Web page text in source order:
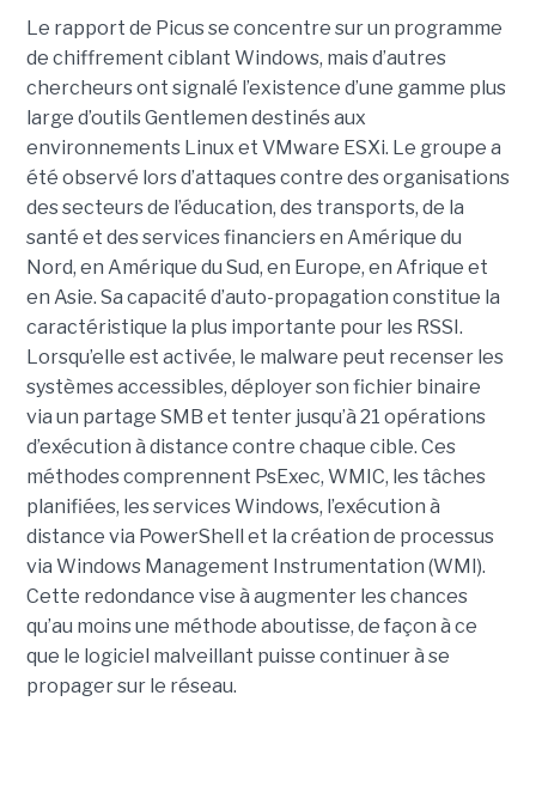
Le rapport de Picus se concentre sur un programme
de chiffrement ciblant Windows, mais d’autres
chercheurs ont signalé l’existence d’une gamme plus
large d’outils Gentlemen destinés aux
environnements Linux et VMware ESXi. Le groupe a
été observé lors d’attaques contre des organisations
des secteurs de l’éducation, des transports, de la
santé et des services financiers en Amérique du
Nord, en Amérique du Sud, en Europe, en Afrique et
en Asie. Sa capacité d’auto-propagation constitue la
caractéristique la plus importante pour les RSSI.
Lorsqu’elle est activée, le malware peut recenser les
systèmes accessibles, déployer son fichier binaire
via un partage SMB et tenter jusqu’à 21 opérations
d’exécution à distance contre chaque cible. Ces
méthodes comprennent PsExec, WMIC, les tâches
planifiées, les services Windows, l’exécution à
distance via PowerShell et la création de processus
via Windows Management Instrumentation (WMI).
Cette redondance vise à augmenter les chances
qu’au moins une méthode aboutisse, de façon à ce
que le logiciel malveillant puisse continuer à se
propager sur le réseau.